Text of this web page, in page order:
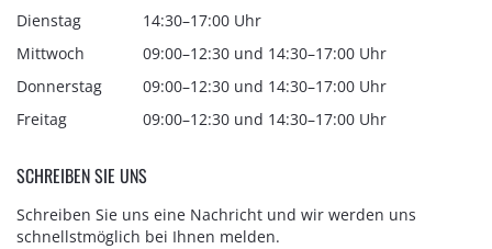
Dienstag
14:30–17:00 Uhr
Mittwoch
09:00–12:30 und 14:30–17:00 Uhr
Donnerstag
09:00–12:30 und 14:30–17:00 Uhr
Freitag
09:00–12:30 und 14:30–17:00 Uhr
SCHREIBEN SIE UNS
Schreiben Sie uns eine Nachricht und wir werden uns
schnellstmöglich bei Ihnen melden.